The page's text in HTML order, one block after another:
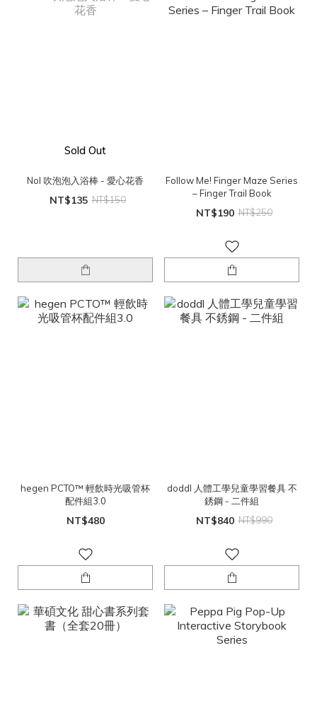
Sold Out
Nol 吹泡泡入浴棒 - 愛心花香
NT$135 NT$150
Follow Me! Finger Maze Series
– Finger Trail Book
NT$190 NT$250
hegen PCTO™ 輕飲時光吸管杯
配件組3.0
NT$480
doddl 人體工學兒童學習餐具 不
銹鋼 - 二件組
NT$840 NT$990